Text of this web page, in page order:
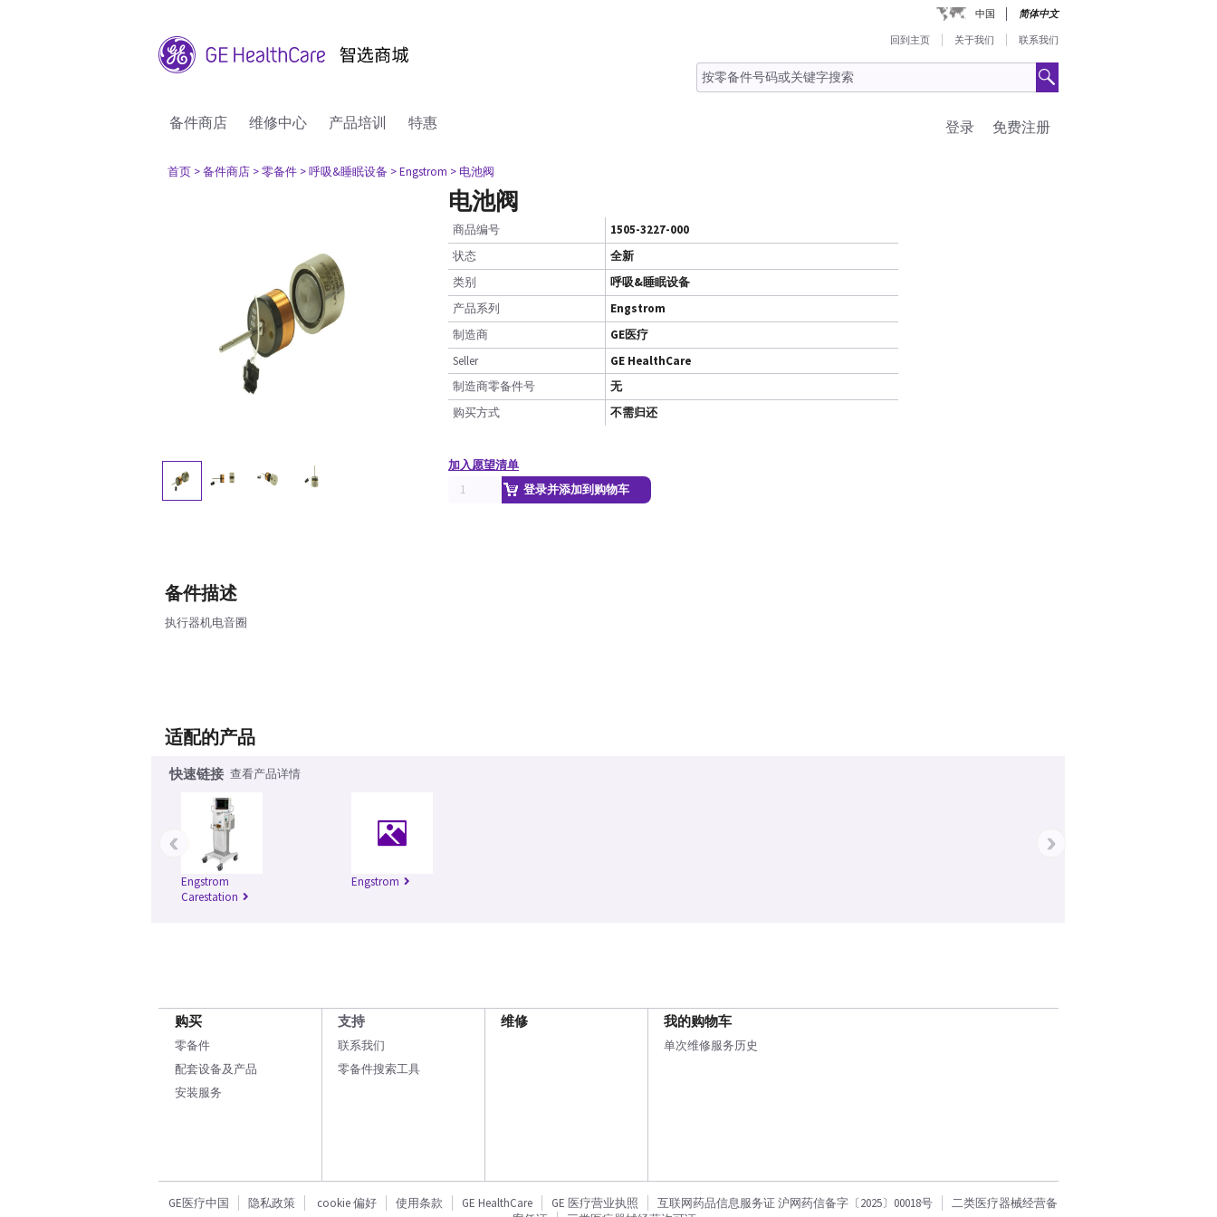
中国 简体中文
回到主页 关于我们 联系我们
备件商店 维修中心 产品培训 特惠 免费注册
登录
首页 > 备件商店 > 零备件 > 呼吸&睡眠设备 > Engstrom > 电池阀
电池阀
商品编号
1505-3227-000
状态
全新
类别
呼吸&睡眠设备
产品系列
Engstrom
制造商
GE医疗
Seller
GE HealthCare
制造商零备件号
无
购买方式
不需归还
加入愿望清单
登录并添加到购物车
备件描述
执行器机电音圈
适配的产品
快速链接 查看产品详情
Engstrom
Carestation
Engstrom
‹ ›
购买
零备件
配套设备及产品
安装服务
支持
联系我们
零备件搜索工具
维修 我的购物车
单次维修服务历史
GE医疗中国 隐私政策 cookie 偏好 使用条款 GE HealthCare GE 医疗营业执照 互联网药品信息服务证 沪网药信备字〔2025〕00018号
二类医疗器械经营备